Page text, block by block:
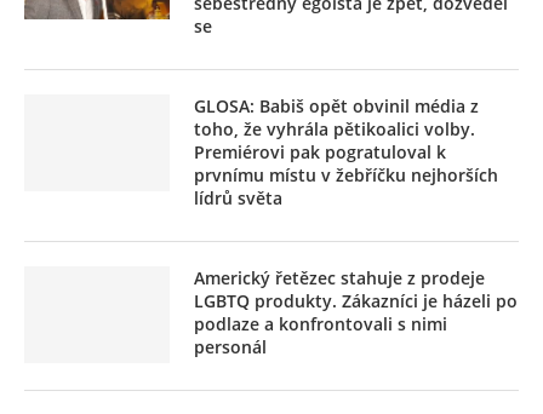
se
GLOSA: Babiš opět obvinil média z
toho, že vyhrála pětikoalici volby.
Premiérovi pak pogratuloval k
prvnímu místu v žebříčku nejhorších
lídrů světa
Americký řetězec stahuje z prodeje
LGBTQ produkty. Zákazníci je házeli po
podlaze a konfrontovali s nimi
personál